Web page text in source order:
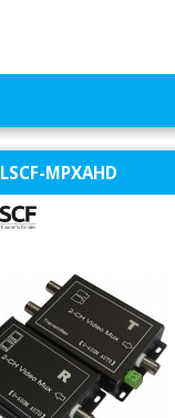
LSCF-MPXAHD